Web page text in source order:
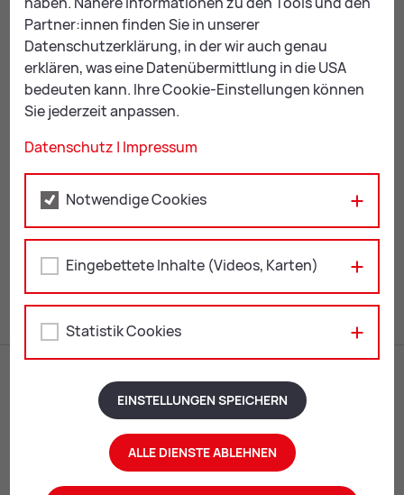
Leopoldine-Pohl-Platz 1
8700 Leoben
auf Kar­te an­zei­gen
Dienstag bis Freitag:
Mail Print
Partner:innen finden Sie in unserer
Datenschutzerklärung, in der wir auch genau
erklären, was eine Datenübermittlung in die USA
bedeuten kann. Ihre Cookie-Einstellungen können
Sie jederzeit anpassen.
Datenschutz | Impressum
Notwendige Cookies
Eingebettete Inhalte (Videos, Karten)
Statistik Cookies
EINSTELLUNGEN SPEICHERN
ALLE DIENSTE ABLEHNEN